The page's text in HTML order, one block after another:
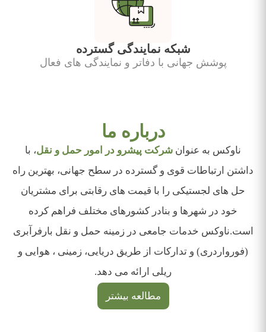
شبکه نمایندگی گسترده
پوشش جهانی با دفاتر و نمایندگی های فعال
درباره ما
ناوکس به عنوان شرکت پیشرو در امور حمل و نقل، با
داشتن ارتباطات قوی و گسترده در سطح جهانی، بهترین راه
حل های لجستیکی را با قیمت های رقابتی برای مشتریان
خود در شهرها و بنادر کشورهای مختلف فراهم کرده
است.ناوکس خدمات جامعی در زمینه حمل و نقل بارفرآبری
(فورواردری) و تدارکات از طریق دریایی، زمینی ، هوایی و
ریلی ارائه می دهد.
مطالعه بیشتر